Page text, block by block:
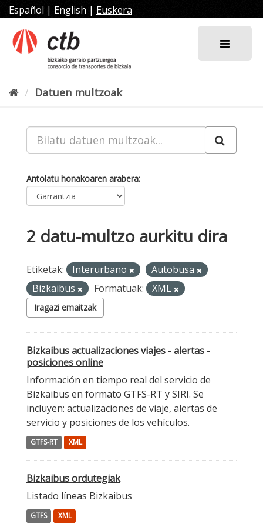
Joan
edukira
Español | English | Euskera
Datuen multzoak
Antolatu honakoaren arabera
2 datu-multzo aurkitu dira
Etiketak: Interurbano
Autobusa
Bizkaibus
Formatuak: XML
Iragazi emaitzak
Bizkaibus actualizaciones viajes - alertas -
posiciones online
Información en tiempo real del servicio de
Bizkaibus en formato GTFS-RT y SIRI. Se
incluyen: actualizaciones de viaje, alertas de
servicio y posiciones de los vehículos.
GTFS-RT XML
Bizkaibus ordutegiak
Listado líneas Bizkaibus
GTFS XML